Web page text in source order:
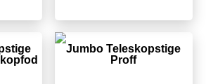
Jumbo Teleskopstige
Proff